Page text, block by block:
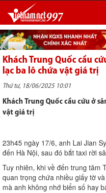
Khách Trung Quốc cầu
lạc ba lô chứa vật giá trị
Thứ tư, 18/06/2025 10:01
Khách Trung Quốc cầu cứu ở
vật giá trị
23h45 ngày 17/6, anh Lai Jian
đến Hà Nội, sau đó bắt taxi rời
Tuy nhiên, khi về đến trung tâm
quan trọng chứa nhiều giấy tờ
mà anh không nhớ biển số hay